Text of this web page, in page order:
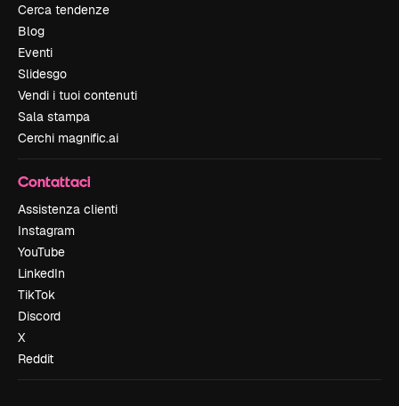
Cerca tendenze
Blog
Eventi
Slidesgo
Vendi i tuoi contenuti
Sala stampa
Cerchi magnific.ai
Contattaci
Assistenza clienti
Instagram
YouTube
LinkedIn
TikTok
Discord
X
Reddit